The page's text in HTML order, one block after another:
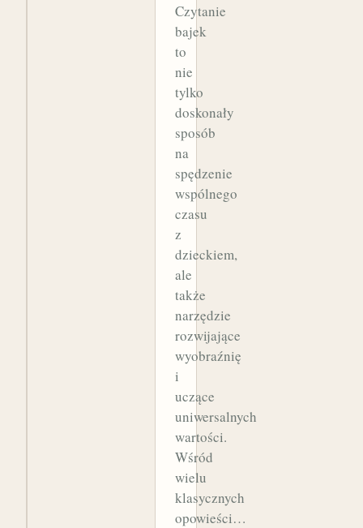
Czytanie
bajek
to
nie
tylko
doskonały
sposób
na
spędzenie
wspólnego
czasu
z
dzieckiem,
ale
także
narzędzie
rozwijające
wyobraźnię
i
uczące
uniwersalnych
wartości.
Wśród
wielu
klasycznych
opowieści…